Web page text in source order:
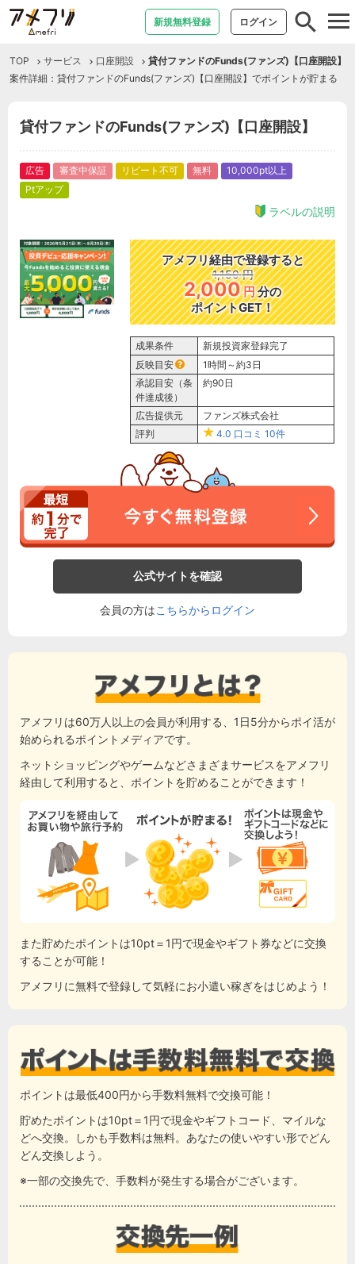
新規無料登録 ログイン
TOP サービス 口座開設
貸付ファンドのFunds(ファンズ)【口座開設】
案件詳細：貸付ファンドのFunds(ファンズ)【口座開設】でポイントが貯まる
貸付ファンドのFunds(ファンズ)【口座開設】
広告 審査中保証 リピート不可 無料
10,000pt以上
Ptアップ
ラベルの説明
アメフリ経由で登録すると
1,150 円
2,000円分の
ポイントGET！
成果条件
新規投資家登録完了
反映目安
1時間～約3日
承認目安（条
件達成後）
約90日
広告提供元
ファンズ株式会社
評判
4.0 口コミ 10件
公式サイトを確認
会員の方はこちらからログイン
アメフリは60万人以上の会員が利用する、1日5分からポイ活が
始められるポイントメディアです。
ネットショッピングやゲームなどさまざまサービスをアメフリ
経由して利用すると、ポイントを貯めることができます！
また貯めたポイントは10pt＝1円で現金やギフト券などに交換
することが可能！
アメフリに無料で登録して気軽にお小遣い稼ぎをはじめよう！
ポイントは最低400円から手数料無料で交換可能！
貯めたポイントは10pt＝1円で現金やギフトコード、マイルな
どへ交換。しかも手数料は無料。あなたの使いやすい形でどん
どん交換しよう。
※一部の交換先で、手数料が発生する場合がございます。